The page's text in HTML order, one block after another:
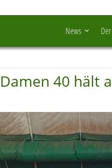
News
40 hält